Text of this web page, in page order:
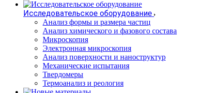
Исследовательское оборудование
Анализ формы и размера частиц
Анализ химического и фазового состава
Микроскопия
Электронная микроскопия
Анализ поверхности и наноструктур
Механические испытания
Твердомеры
Термоанализ и реология